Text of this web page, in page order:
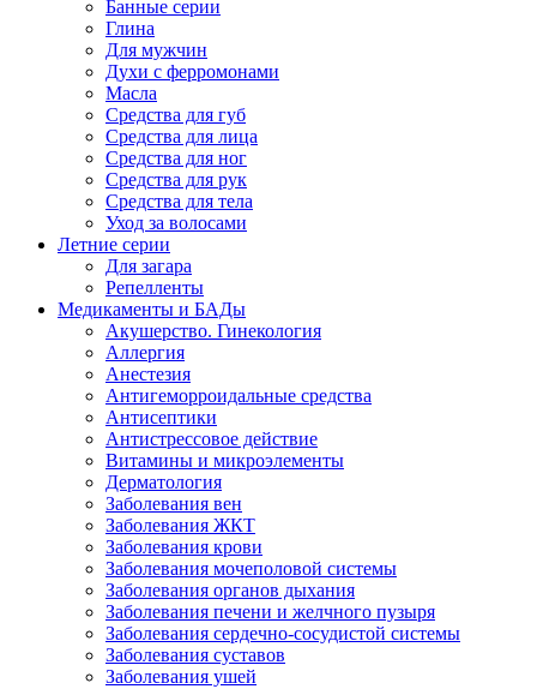
Банные серии
Глина
Для мужчин
Духи с ферромонами
Масла
Средства для губ
Средства для лица
Средства для ног
Средства для рук
Средства для тела
Уход за волосами
Летние серии
Для загара
Репелленты
Медикаменты и БАДы
Акушерство. Гинекология
Аллергия
Анестезия
Антигеморроидальные средства
Антисептики
Антистрессовое действие
Витамины и микроэлементы
Дерматология
Заболевания вен
Заболевания ЖКТ
Заболевания крови
Заболевания мочеполовой системы
Заболевания органов дыхания
Заболевания печени и желчного пузыря
Заболевания сердечно-сосудистой системы
Заболевания суставов
Заболевания ушей